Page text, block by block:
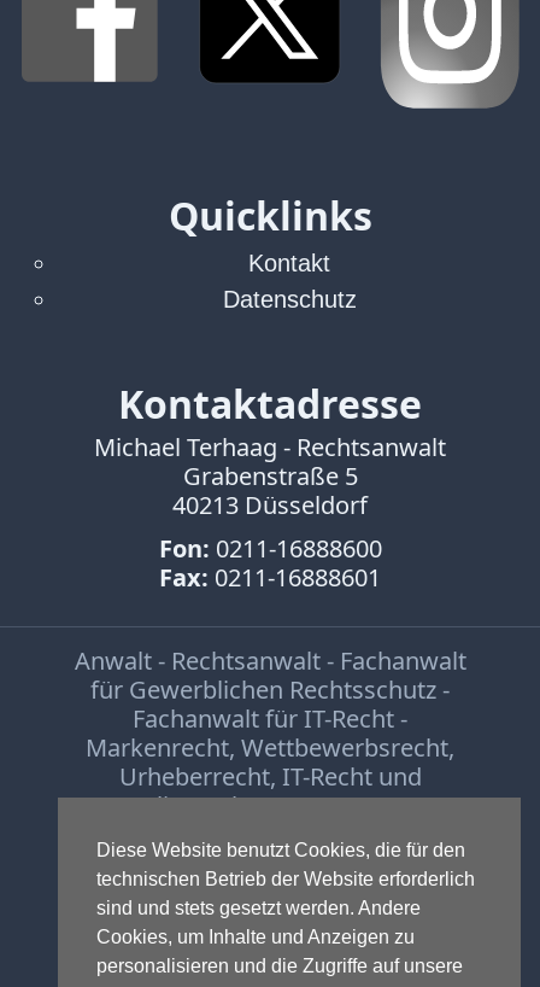
Diese Website benutzt Cookies, die für den
technischen Betrieb der Website erforderlich
sind und stets gesetzt werden. Andere
Cookies, um Inhalte und Anzeigen zu
personalisieren und die Zugriffe auf unsere
Wettbewerbsrecht
Quicklinks
Kontakt
Datenschutz
Kontaktadresse
Michael Terhaag - Rechtsanwalt
Grabenstraße 5
40213 Düsseldorf
Fon: 0211-16888600
Fax: 0211-16888601
Anwalt - Rechtsanwalt - Fachanwalt
für Gewerblichen Rechtsschutz -
Fachanwalt für IT-Recht -
Markenrecht, Wettbewerbsrecht,
Urheberrecht, IT-Recht und
Onlinerecht,E-Commerce,
Designrecht
Medienrecht &
Presserecht,Datenschutzrechtund
Glücksspielrecht-Abmahnungund
Einstweilige Verfügung
© 1999-2026 - RA Michael Terhaag,